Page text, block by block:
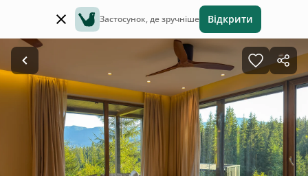
Застосунок, де зручніше Відкрити